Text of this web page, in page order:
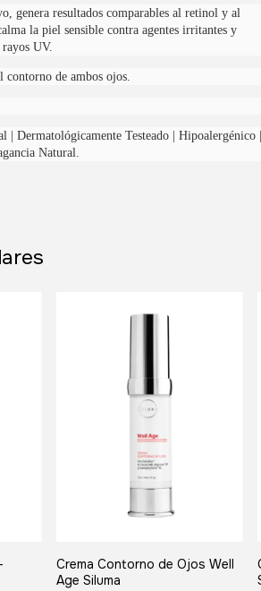
genera resultados comparables al retinol y al
la piel sensible contra agentes irritantes y
UV.
contorno de ambos ojos.
| Dermatológicamente Testeado | Hipoalergénico |
Natural.
Crema Contorno de Ojos Well
Age Siluma